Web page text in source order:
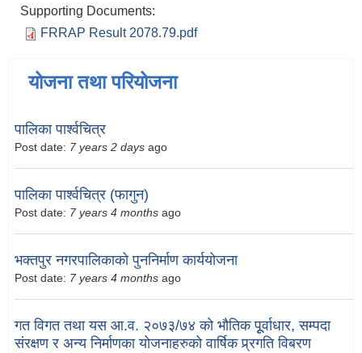
Supporting Documents:
FRRAP Result 2078.79.pdf
योजना तथा परियोजना
पालिका पार्श्वचित्र
Post date: 7 years 2 days ago
पालिका पार्श्वचित्र (फागुन)
Post date: 7 years 4 months ago
भक्तपुर नगरपालिकाको पुननिर्माण कार्ययोजना
Post date: 7 years 4 months ago
गत विगत तथा यस आ.व. २०७३/७४ को भौतिक पूूर्वाधार, सम्पदा
संरक्षण र अन्य निर्माणका योजनाहरुको वार्षिक प्र्रगति विबरण